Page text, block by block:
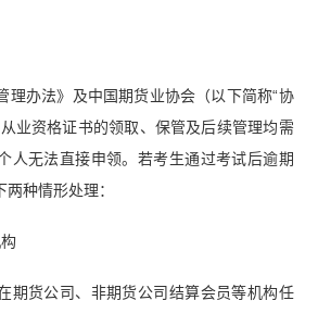
理办法》及中国期货业协会（以下简称“协
业资格证书的领取、保管及后续管理均需
人无法直接申领。若考生通过考试后逾期
种情形处理：
期货公司、非期货公司结算会员等机构任